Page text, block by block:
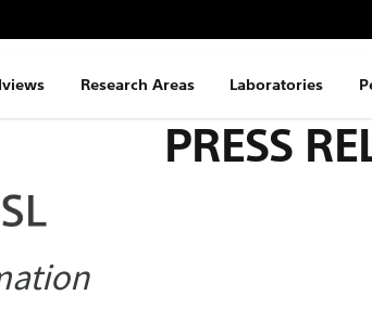
Research Areas Laboratories
PRESS